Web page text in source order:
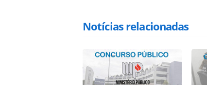
Notícias relacionadas